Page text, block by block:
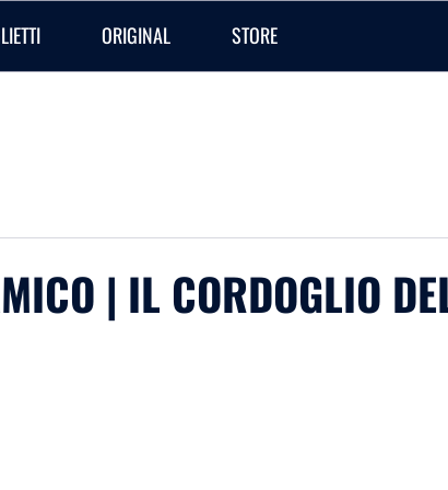
ORIGINAL STORE
| IL CORDOGLIO